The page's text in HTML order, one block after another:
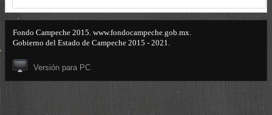
Fondo Campeche 2015. www.fondocampeche.gob.mx.
Gobierno del Estado de Campeche 2015 - 2021.
Versión para PC